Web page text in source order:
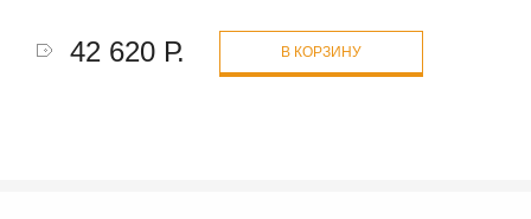
42 620 Р. В КОРЗИНУ